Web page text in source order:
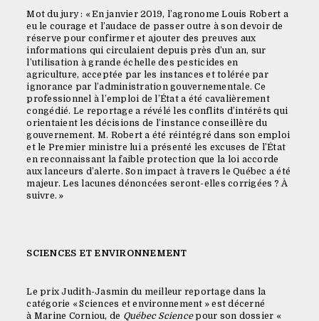
Mot du jury : « En janvier 2019, l’agronome Louis Robert a
eu le courage et l’audace de passer outre à son devoir de
réserve pour confirmer et ajouter des preuves aux
informations qui circulaient depuis près d’un an, sur
l’utilisation à grande échelle des pesticides en
agriculture, acceptée par les instances et tolérée par
ignorance par l’administration gouvernementale. Ce
professionnel à l’emploi de l’État a été cavalièrement
congédié. Le reportage a révélé les conflits d’intérêts qui
orientaient les décisions de l’instance conseillère du
gouvernement. M. Robert a été réintégré dans son emploi
et le Premier ministre lui a présenté les excuses de l’État
en reconnaissant la faible protection que la loi accorde
aux lanceurs d’alerte. Son impact à travers le Québec a été
majeur. Les lacunes dénoncées seront-elles corrigées ? À
suivre. »
SCIENCES ET ENVIRONNEMENT
Le prix Judith-Jasmin du meilleur reportage dans la
catégorie « Sciences et environnement » est décerné
à Marine Corniou, de Québec Sciencepour son dossier «